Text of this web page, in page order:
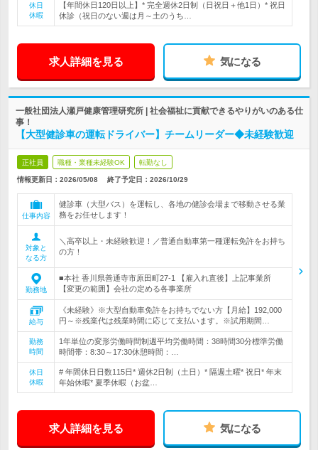
休日
休暇
【年間休日120日以上】* 完全週休2日制（日祝日＋他1日）* 祝日
休診（祝日のない週は月～土のうち…
求人詳細を見る 気になる
一般社団法人瀬戸健康管理研究所 | 社会福祉に貢献できるやりがいのある仕
事！
【大型健診車の運転ドライバー】チームリーダー◆未経験歓迎
正社員 職種・業種未経験OK 転勤なし
情報更新日：2026/05/08 終了予定日： 2026/10/29
仕事内容
健診車（大型バス）を運転し、各地の健診会場まで移動させる業
務をお任せします！
対象と
なる方
＼高卒以上・未経験歓迎！／普通自動車第一種運転免許をお持ち
の方！
勤務地
■本社 香川県善通寺市原田町27-1 【雇入れ直後】上記事業所
【変更の範囲】会社の定める各事業所
給与
《未経験》※大型自動車免許をお持ちでない方【月給】192,000
円～※残業代は残業時間に応じて支払います。※試用期間…
勤務
時間
1年単位の変形労働時間制週平均労働時間：38時間30分標準労働
時間帯：8:30～17:30休憩時間：…
休日
休暇
# 年間休日日数115日* 週休2日制（土日）* 隔週土曜* 祝日* 年末
年始休暇* 夏季休暇（お盆…
求人詳細を見る 気になる